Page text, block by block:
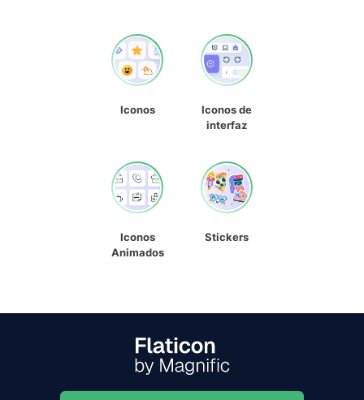
Iconos
Iconos de
interfaz
Iconos
Animados
Stickers